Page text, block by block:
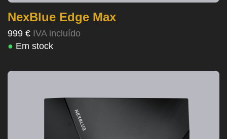
NexBlue Edge Max
999 € IVA incluído
● Em stock